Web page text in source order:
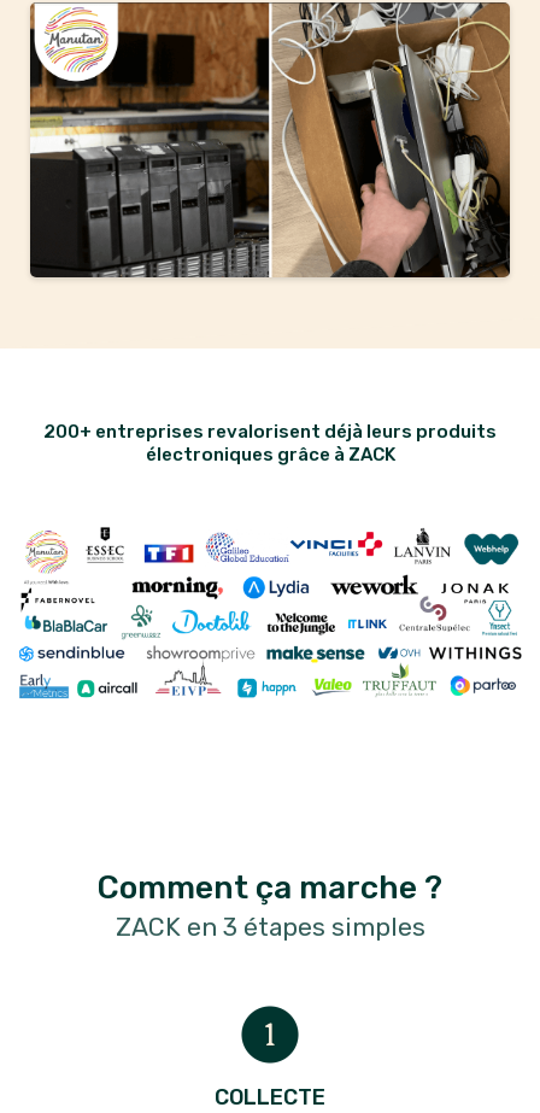
200+ entreprises revalorisent déjà leurs produits
électroniques grâce à ZACK
Comment ça marche ?
ZACK en 3 étapes simples
COLLECTE